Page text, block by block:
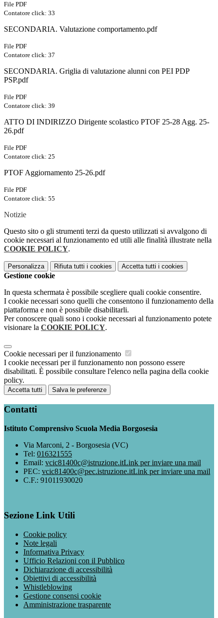
File PDF
Contatore click: 33
SECONDARIA. Valutazione comportamento.pdf
File PDF
Contatore click: 37
SECONDARIA. Griglia di valutazione alunni con PEI PDP
PSP.pdf
File PDF
Contatore click: 39
ATTO DI INDIRIZZO Dirigente scolastico PTOF 25-28 Agg. 25-
26.pdf
File PDF
Contatore click: 25
PTOF Aggiornamento 25-26.pdf
File PDF
Contatore click: 55
Notizie
Questo sito o gli strumenti terzi da questo utilizzati si avvalgono di
cookie necessari al funzionamento ed utili alle finalità illustrate nella
COOKIE POLICY.
Personalizza Rifiuta tutti i cookies Accetta tutti i cookies
Gestione cookie
In questa schermata è possibile scegliere quali cookie consentire.
I cookie necessari sono quelli che consentono il funzionamento della
piattaforma e non è possibile disabilitarli.
Per conoscere quali sono i cookie necessari al funzionamento potete
visionare la COOKIE POLICY.
Cookie necessari per il funzionamento
I cookie necessari per il funzionamento non possono essere
disabilitati. È possibile consultare l'elenco nella pagina della cookie
policy.
Accetta tutti Salva le preferenze
Contatti
Istituto Comprensivo Scuola Media Borgosesia
Via Marconi, 2 - Borgosesia (VC)
Tel: 016321555
Email: vcic81400c@istruzione.itLink per inviare una mail
PEC: vcic81400c@pec.istruzione.itLink per inviare una mail
C.F.: 91011930020
Sezione Link Utili
Cookie policy
Note legali
Informativa Privacy
Ufficio Relazioni con il Pubblico
Dichiarazione di accessibilità
Obiettivi di accessibilità
Whistleblowing
Gestione consensi cookie
Amministrazione trasparente